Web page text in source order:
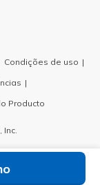
Condições de uso
Producto
Inc.